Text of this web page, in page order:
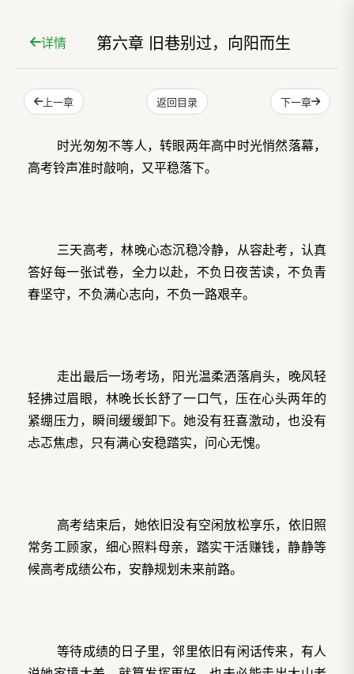
详情 第六章 旧巷别过，向阳而生
上一章 返回目录 下一章
时光匆匆不等人，转眼两年高中时光悄然落幕，
高考铃声准时敲响，又平稳落下。
三天高考，林晚心态沉稳冷静，从容赴考，认真
答好每一张试卷，全力以赴，不负日夜苦读，不负青
春坚守，不负满心志向，不负一路艰辛。
走出最后一场考场，阳光温柔洒落肩头，晚风轻
轻拂过眉眼，林晚长长舒了一口气，压在心头两年的
紧绷压力，瞬间缓缓卸下。她没有狂喜激动，也没有
忐忑焦虑，只有满心安稳踏实，问心无愧。
高考结束后，她依旧没有空闲放松享乐，依旧照
常务工顾家，细心照料母亲，踏实干活赚钱，静静等
候高考成绩公布，安静规划未来前路。
等待成绩的日子里，邻里依旧有闲话传来，有人